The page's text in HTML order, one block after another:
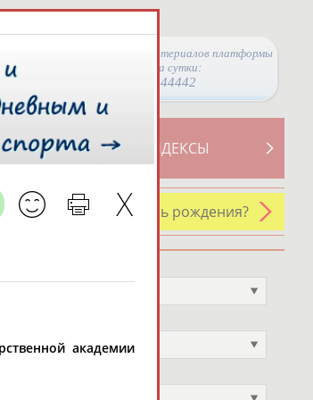
Просмотры материалов платформы
за сутки:
44442
СВОДНЫЕ ИНДЕКСЫ
У кого сегодня день рождения?
академии